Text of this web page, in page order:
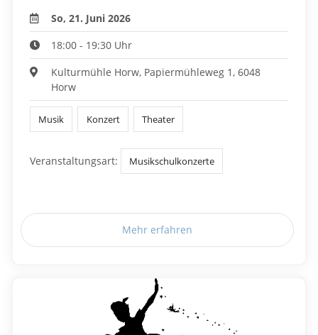
So, 21. Juni 2026
18:00 - 19:30 Uhr
Kulturmühle Horw, Papiermühleweg 1, 6048
Horw
Musik Konzert Theater
Veranstaltungsart: Musikschulkonzerte
Mehr erfahren